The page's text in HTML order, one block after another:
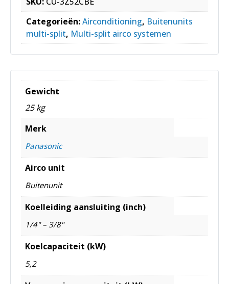
Categorieën:Airconditioning, Buitenunits
multi-split, Multi-split airco systemen
Gewicht
25 kg
Merk
Panasonic
Airco unit
Buitenunit
Koelleiding aansluiting (inch)
1/4" – 3/8"
Koelcapaciteit (kW)
5,2